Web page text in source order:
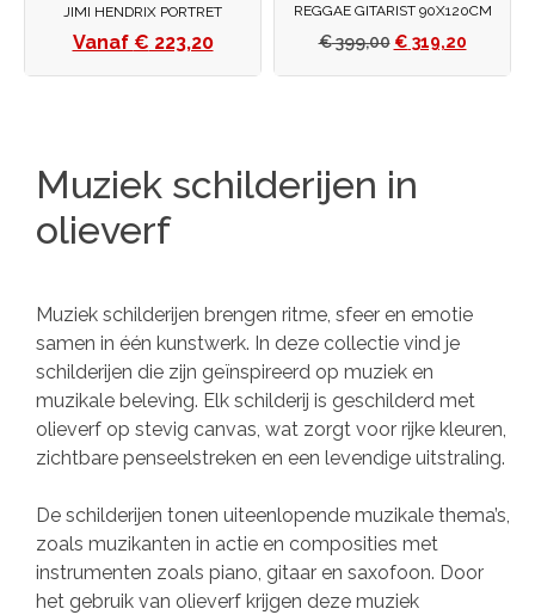
JIMI HENDRIX PORTRET
€ 223,20
REGGAE GITARIST 90X120CM
€399,00 € 319,20
Muziek schilderijen in
olieverf
Muziek schilderijen brengen ritme, sfeer en emotie
samen in één kunstwerk. In deze collectie vind je
schilderijen die zijn geïnspireerd op muziek en
muzikale beleving. Elk schilderij is geschilderd met
olieverf op stevig canvas, wat zorgt voor rijke kleuren,
zichtbare penseelstreken en een levendige uitstraling.
De schilderijen tonen uiteenlopende muzikale thema’s,
zoals muzikanten in actie en composities met
instrumenten zoals piano, gitaar en saxofoon. Door
het gebruik van olieverf krijgen deze muziek